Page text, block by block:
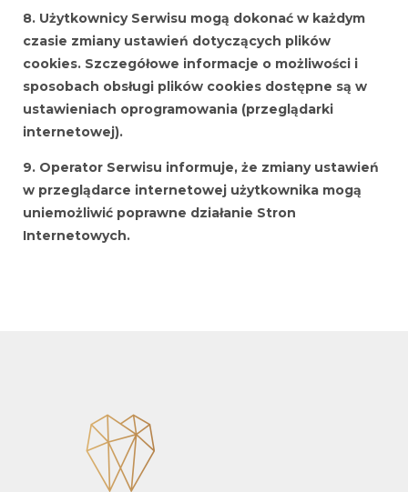
8. Użytkownicy Serwisu mogą dokonać w każdym
czasie zmiany ustawień dotyczących plików
cookies. Szczegółowe informacje o możliwości i
sposobach obsługi plików cookies dostępne są w
ustawieniach oprogramowania (przeglądarki
internetowej).
9. Operator Serwisu informuje, że zmiany ustawień
w przeglądarce internetowej użytkownika mogą
uniemożliwić poprawne działanie Stron
Internetowych.